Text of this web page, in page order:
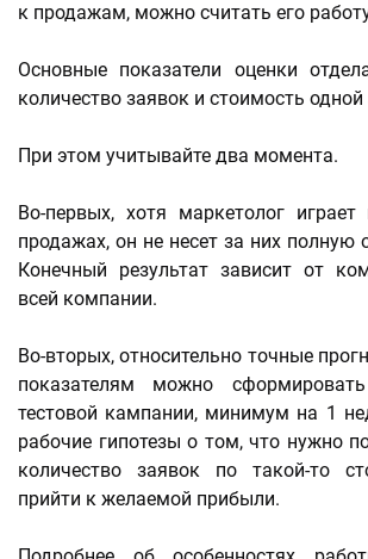
к продажам, можно считать его
Основные показатели оценки
количество заявок и стоимость одной
При этом учитывайте два момента.
Во-первых, хотя маркетолог
продажах, он не несет за них полную
Конечный результат зависит от
всей компании.
Во-вторых, относительно точные
показателям можно
тестовой кампании, минимум на 1
рабочие гипотезы о том, что нужно
количество заявок по такой-то
прийти к желаемой прибыли.